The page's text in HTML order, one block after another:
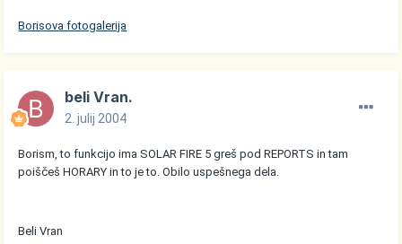
Borisova fotogalerija
beli Vran.
2. julij 2004
Borism, to funkcijo ima SOLAR FIRE 5 greš pod REPORTS in tam
poiščeš HORARY in to je to. Obilo uspešnega dela.
Beli Vran